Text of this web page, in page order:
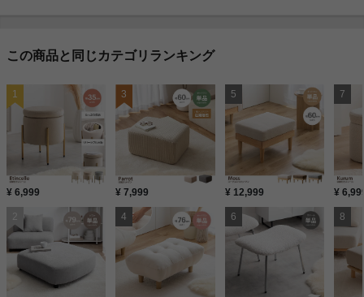
この商品と同じカテゴリランキング
¥ 6,999 ¥ 7,999 ¥ 12,999 ¥